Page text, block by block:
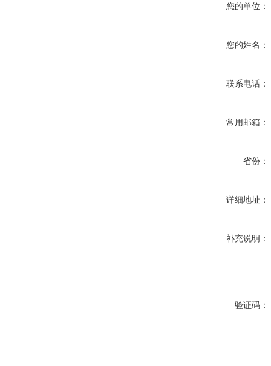
您的单位：
您的姓名：
联系电话：
常用邮箱：
省份：
详细地址：
补充说明：
验证码：